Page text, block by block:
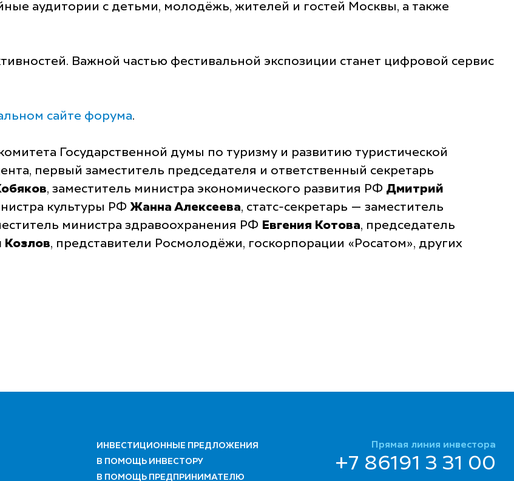
аудитории с детьми, молодёжь, жителей и гостей Москвы, а также
Важной частью фестивальной экспозиции станет цифровой сервис
сайте форума.
Государственной думы по туризму и развитию туристической
первый заместитель председателя и ответственный секретарь
, заместитель министра экономического развития РФ Дмитрий
культуры РФ Жанна Алексеева, статс-секретарь — заместитель
министра здравоохранения РФ Евгения Котова, председатель
Козлов, представители Росмолодёжи, госкорпорации «Росатом», других
ИНВЕСТИЦИОННЫЕ ПРЕДЛОЖЕНИЯ
В ПОМОЩЬ ИНВЕСТОРУ
В ПОМОЩЬ ПРЕДПРИНИМАТЕЛЮ
Прямая линия инвестора
+7 86191 3 31 00